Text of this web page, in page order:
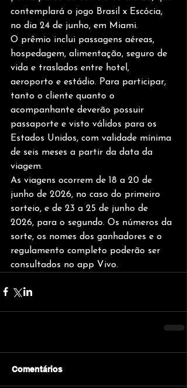
contemplará o jogo Brasil x Escócia,
no dia 24 de junho, em Miami.
O prêmio inclui passagens aéreas,
hospedagem, alimentação, seguro de
vida e traslados entre hotel,
aeroporto e estádio. Para participar,
tanto o cliente quanto o
acompanhante deverão possuir
passaporte e visto válidos para os
Estados Unidos, com validade mínima
de seis meses a partir da data da
viagem.
As viagens ocorrem de 18 a 20 de
junho de 2026, no caso do primeiro
sorteio, e de 23 a 25 de junho de
2026, para o segundo. Os números da
sorte, os nomes dos ganhadores e o
regulamento completo poderão ser
consultados no app Vivo.
Comentários